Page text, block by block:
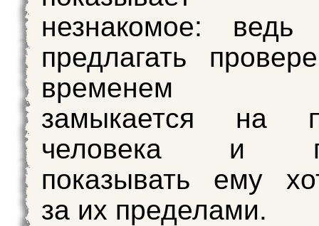
незнакомое: ведь
предлагать
временем
замыкается на
человека и
показывать ему
за их пределами.